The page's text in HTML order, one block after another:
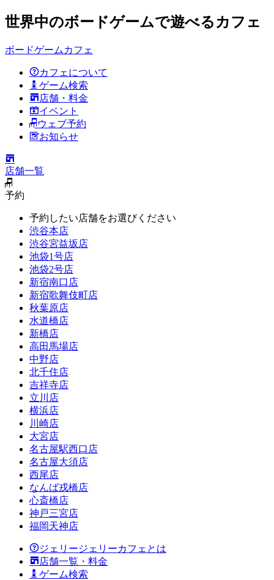
世界中のボードゲームで遊べるカフェ
ボードゲームカフェ
カフェについて
ゲーム検索
店舗・料金
イベント
ウェブ予約
お知らせ
店舗一覧
予約
予約したい店舗をお選びください
渋谷本店
渋谷宮益坂店
池袋1号店
池袋2号店
新宿南口店
新宿歌舞伎町店
秋葉原店
水道橋店
新橋店
高田馬場店
中野店
北千住店
吉祥寺店
立川店
横浜店
川崎店
大宮店
名古屋駅西口店
名古屋大須店
西尾店
なんば戎橋店
心斎橋店
神戸三宮店
福岡天神店
ジェリージェリーカフェとは
店舗一覧・料金
ゲーム検索